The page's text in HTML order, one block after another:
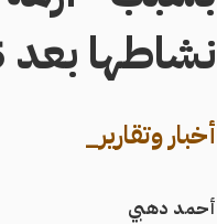
نشاطها بعد 15 عامًا
أخبار وتقارير_
أحمد دهبي